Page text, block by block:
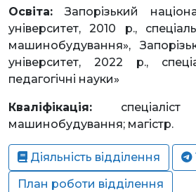
Освіта: Запорізький
університет, 2010 р.,
машинобудування»,
університет, 2022 р.,
педагогічні науки»
Кваліфікація:
машинобудування; магістр.
Діяльність відділення
План роботи відділення